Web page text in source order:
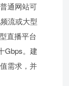
通网站可
流或大型
直播平台
Gbps。建
需求，并